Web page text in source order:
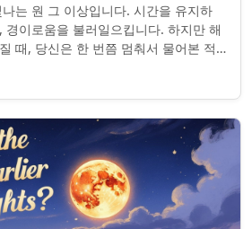
는 원 그 이상입니다. 시간을 유지하
경이로움을 불러일으킵니다. 하지만 해
때, 당신은 한 번쯤 멈춰서 물어본 적
까? ...